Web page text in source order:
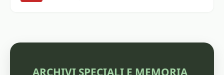
ARCHIVI SPECIALI E MEMORIA